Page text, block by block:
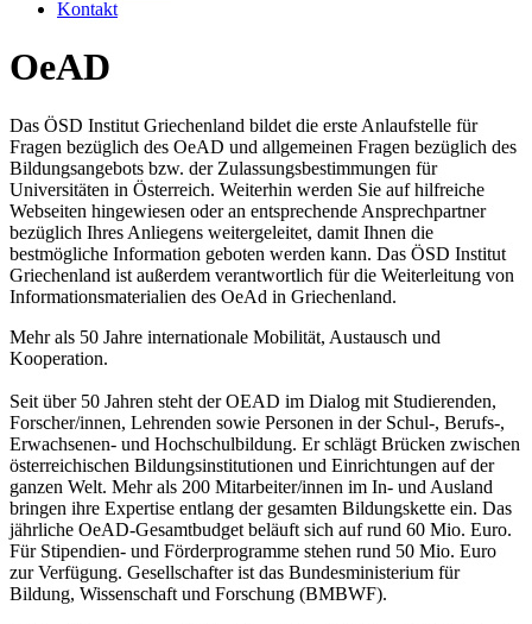
Kontakt
OeAD
Das ÖSD Institut Griechenland bildet die erste Anlaufstelle für
Fragen bezüglich des OeAD und allgemeinen Fragen bezüglich des
Bildungsangebots bzw. der Zulassungsbestimmungen für
Universitäten in Österreich. Weiterhin werden Sie auf hilfreiche
Webseiten hingewiesen oder an entsprechende Ansprechpartner
bezüglich Ihres Anliegens weitergeleitet, damit Ihnen die
bestmögliche Information geboten werden kann. Das ÖSD Institut
Griechenland ist außerdem verantwortlich für die Weiterleitung von
Informationsmaterialien des OeAd in Griechenland.
Mehr als 50 Jahre internationale Mobilität, Austausch und
Kooperation.
Seit über 50 Jahren steht der OEAD im Dialog mit Studierenden,
Forscher/innen, Lehrenden sowie Personen in der Schul-, Berufs-,
Erwachsenen- und Hochschulbildung. Er schlägt Brücken zwischen
österreichischen Bildungsinstitutionen und Einrichtungen auf der
ganzen Welt. Mehr als 200 Mitarbeiter/innen im In- und Ausland
bringen ihre Expertise entlang der gesamten Bildungskette ein. Das
jährliche OeAD-Gesamtbudget beläuft sich auf rund 60 Mio. Euro.
Für Stipendien- und Förderprogramme stehen rund 50 Mio. Euro
zur Verfügung. Gesellschafter ist das Bundesministerium für
Bildung, Wissenschaft und Forschung (BMBWF).